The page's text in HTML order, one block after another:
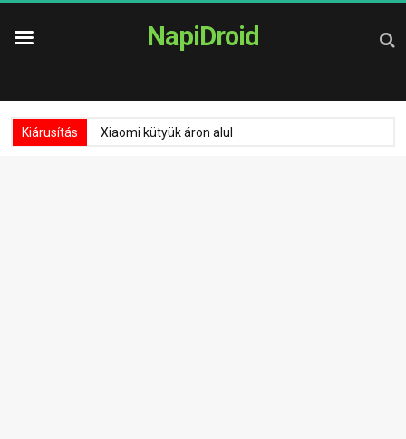
NapiDroid
Kiárusítás Xiaomi kütyük áron alul